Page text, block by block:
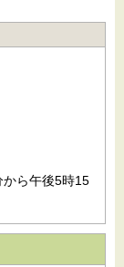
から午後5時15